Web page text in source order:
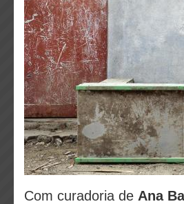
Com curadoria de Ana